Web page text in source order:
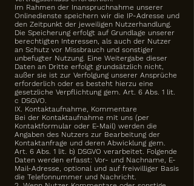
Im Rahmen der Inanspruchnahme unserer
Onlinedienste speichern wir die IP-Adresse und
den Zeitpunkt der jeweiligen Nutzerhandlung.
Die Speicherung erfolgt auf Grundlage unserer
berechtigten Interessen, als auch der Nutzer
an Schutz vor Missbrauch und sonstiger
unbefugter Nutzung. Eine Weitergabe dieser
Daten an Dritte erfolgt grundsätzlich nicht,
außer sie ist zur Verfolgung unserer Ansprüche
erforderlich oder es besteht hierzu eine
gesetzliche Verpflichtung gem. Art. 6 Abs. 1 lit.
c DSGVO.
IX. Kontaktaufnahme, Kommentare
Bei der Kontaktaufnahme mit uns (per
Kontaktformular oder E-Mail) werden die
Angaben des Nutzers zur Bearbeitung der
Kontaktanfrage und deren Abwicklung gem.
Art. 6 Abs. 1 lit. b) DSGVO verarbeitet. Folgende
Daten werden erfasst: Vor- und Nachname, E-
Mail-Adresse, optional und auf freiwilliger Basis
die Telefonnummer und Nachricht.